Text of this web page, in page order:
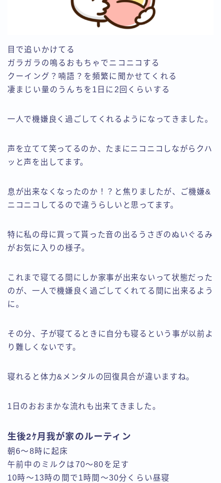
目で追いかけてる
ガラガラの鳴るおもちゃでニコニコする
クーイング？喃語？を頻繁に聞かせてくれる
凄まじい量のうんちを1日に2回くらいする
一人で機嫌良く過ごしてくれるようになってきました。
声を立てて笑ってるのか、たまにニコニコしながらクハ
ッと声を出してます。
息が出来なくなったのか！？と焦りましたが、ご機嫌&
ニコニコしてるので違うらしいと思ってます。
特に私の母に買って貰った音の出るうさぎのぬいぐるみ
がお気に入りの様子。
これまで寝てる間にしか家事が出来ないって状態だった
のが、一人で機嫌良く過ごしてくれてる間に出来るよう
に。
その分、子が寝てるときに自分も寝るという事が以前よ
り難しくないです。
寝れると体力&メンタルの回復具合が違いますね。
1日のおおまかな流れも出来てきました。
生後2ｹ月我が家のルーティン
朝6～8時に起床
午前中のミルクは70～80を足す
10時～13時の間で1時間～30分くらい昼寝